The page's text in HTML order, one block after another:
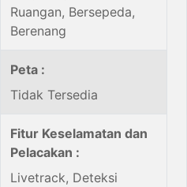
Ruangan, Bersepeda,
Berenang
Peta :
Tidak Tersedia
Fitur Keselamatan dan
Pelacakan :
Livetrack, Deteksi